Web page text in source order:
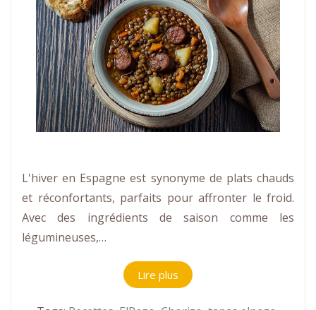
L'hiver en Espagne est synonyme de plats chauds
et réconfortants, parfaits pour affronter le froid.
Avec des ingrédients de saison comme les
légumineuses,…
Lire plus